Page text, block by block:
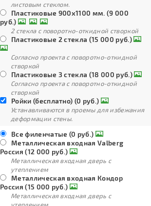
листовым стеклом.
Пластиковые 900х1100 мм. (9 000
руб.)
2 стекла с поворотно-откидной створкой
Пластиковые 2 стекла (15 000 руб.)
Согласно проекта с поворотно-откидной
створкой
Пластиковые 3 стекла (18 000 руб.)
Согласно проекта с поворотно-откидной
створкой
Ройки (бесплатно) (0 руб.)
Устанавливаются в проемы для избежания
деформации стены.
Все филенчатые (0 руб.)
Металлическая входная Valberg
Россия (12 000 руб.)
Металлическая входная дверь с
утеплением
Металлическая входная Кондор
Россия (15 000 руб.)
Металлическая входная дверь с